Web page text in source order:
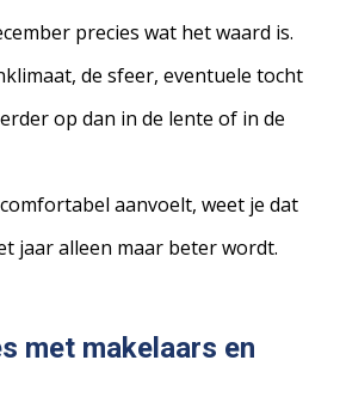
precies wat het waard is.
de sfeer, eventuele tocht
op dan in de lente of in de
aanvoelt, weet je dat
jaar alleen maar beter wordt.
met makelaars en